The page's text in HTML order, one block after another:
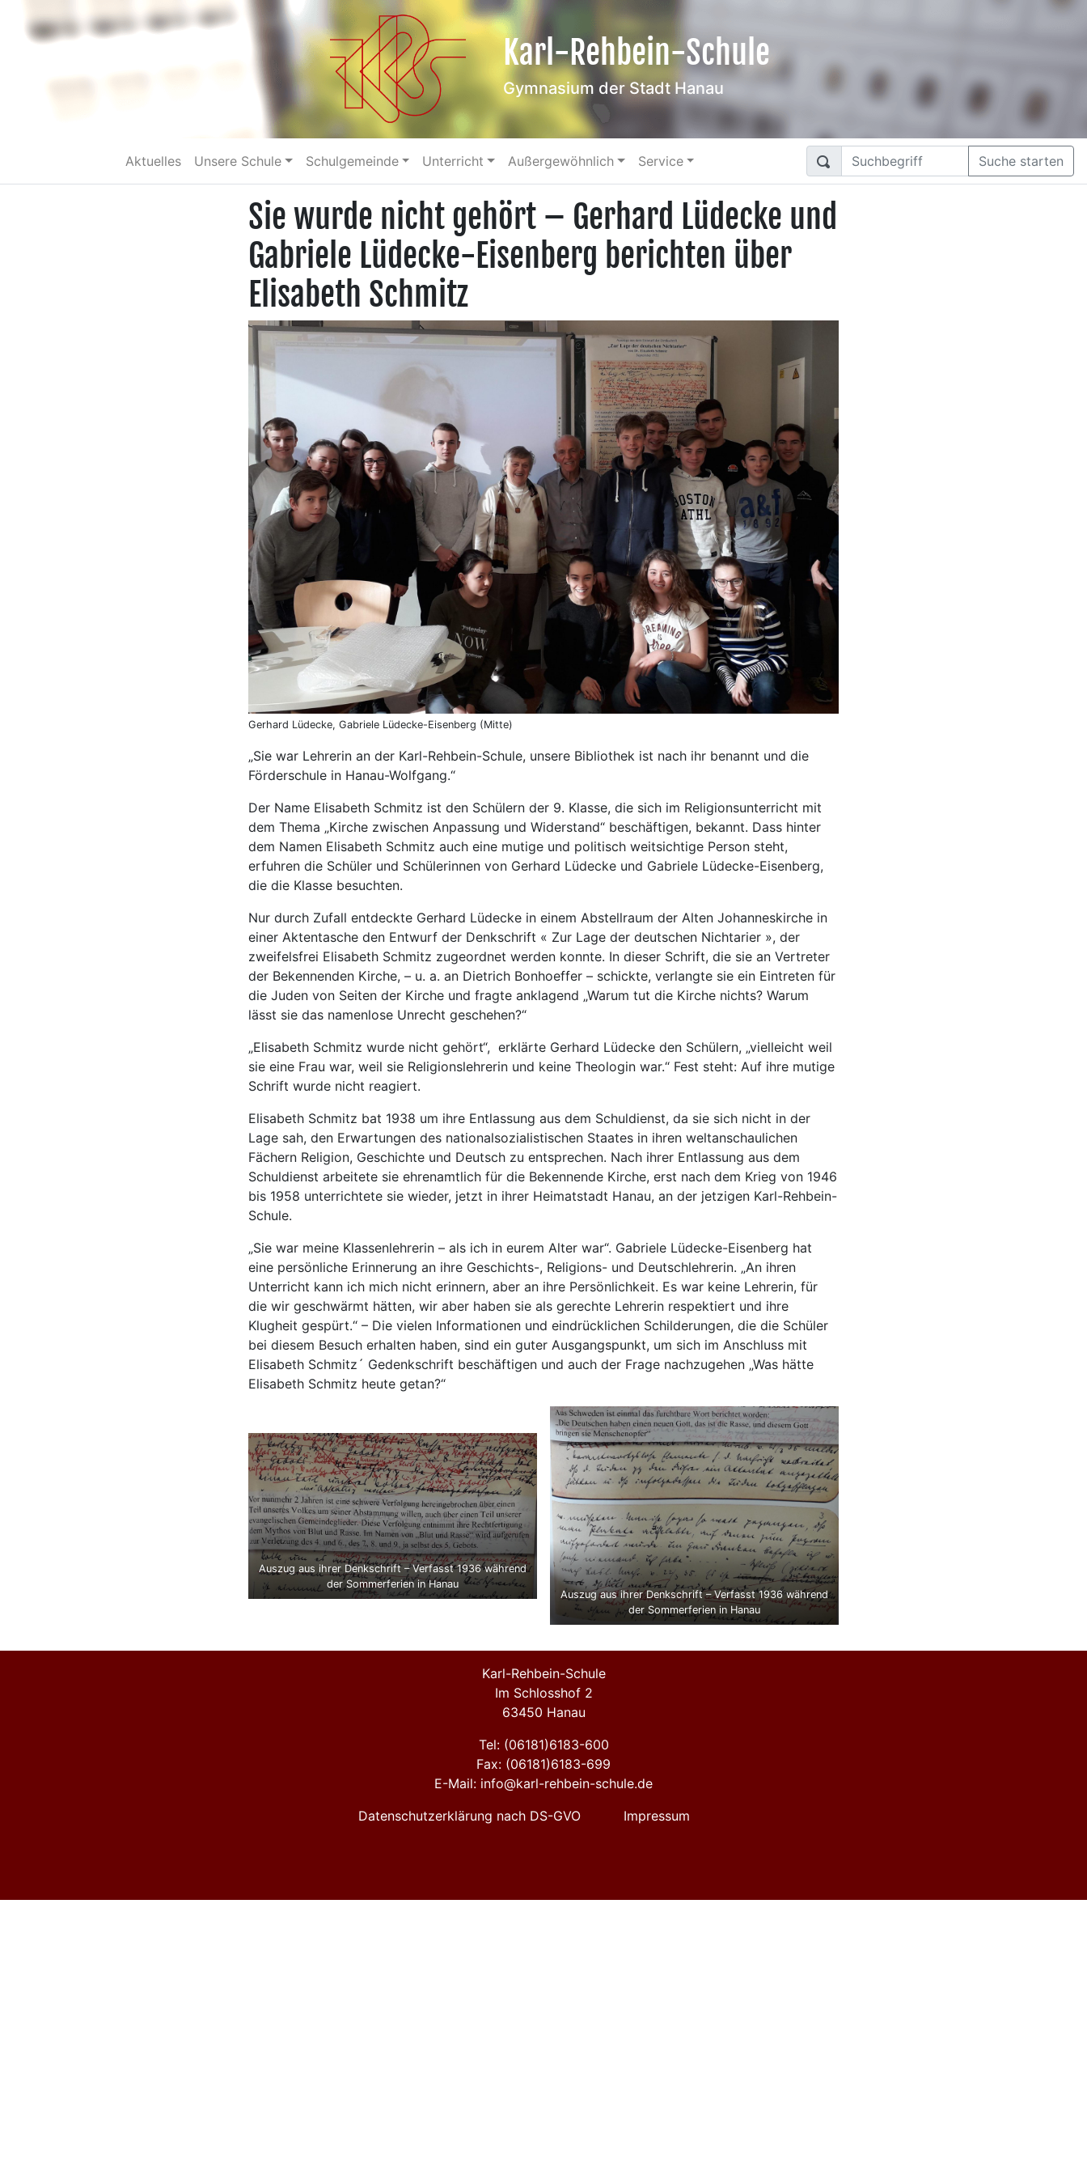
Karl-Rehbein-Schule
Gymnasium der Stadt Hanau
Aktuelles Unsere Schule Schulgemeinde Unterricht Außergewöhnlich Service Suche starten
Sie wurde nicht gehört – Gerhard Lüdecke und
Gabriele Lüdecke-Eisenberg berichten über
Elisabeth Schmitz
Gerhard Lüdecke, Gabriele Lüdecke-Eisenberg (Mitte)
„Sie war Lehrerin an der Karl-Rehbein-Schule, unsere Bibliothek ist nach ihr benannt und die
Förderschule in Hanau-Wolfgang.“
Der Name Elisabeth Schmitz ist den Schülern der 9. Klasse, die sich im Religionsunterricht mit
dem Thema „Kirche zwischen Anpassung und Widerstand“ beschäftigen, bekannt. Dass hinter
dem Namen Elisabeth Schmitz auch eine mutige und politisch weitsichtige Person steht,
erfuhren die Schüler und Schülerinnen von Gerhard Lüdecke und Gabriele Lüdecke-Eisenberg,
die die Klasse besuchten.
Nur durch Zufall entdeckte Gerhard Lüdecke in einem Abstellraum der Alten Johanneskirche in
einer Aktentasche den Entwurf der Denkschrift « Zur Lage der deutschen Nichtarier », der
zweifelsfrei Elisabeth Schmitz zugeordnet werden konnte. In dieser Schrift, die sie an Vertreter
der Bekennenden Kirche, – u. a. an Dietrich Bonhoeffer – schickte, verlangte sie ein Eintreten für
die Juden von Seiten der Kirche und fragte anklagend „Warum tut die Kirche nichts? Warum
lässt sie das namenlose Unrecht geschehen?“
„Elisabeth Schmitz wurde nicht gehört“, erklärte Gerhard Lüdecke den Schülern, „vielleicht weil
sie eine Frau war, weil sie Religionslehrerin und keine Theologin war.“ Fest steht: Auf ihre mutige
Schrift wurde nicht reagiert.
Elisabeth Schmitz bat 1938 um ihre Entlassung aus dem Schuldienst, da sie sich nicht in der
Lage sah, den Erwartungen des nationalsozialistischen Staates in ihren weltanschaulichen
Fächern Religion, Geschichte und Deutsch zu entsprechen. Nach ihrer Entlassung aus dem
Schuldienst arbeitete sie ehrenamtlich für die Bekennende Kirche, erst nach dem Krieg von 1946
bis 1958 unterrichtete sie wieder, jetzt in ihrer Heimatstadt Hanau, an der jetzigen Karl-Rehbein-
Schule.
„Sie war meine Klassenlehrerin – als ich in eurem Alter war“. Gabriele Lüdecke-Eisenberg hat
eine persönliche Erinnerung an ihre Geschichts-, Religions- und Deutschlehrerin. „An ihren
Unterricht kann ich mich nicht erinnern, aber an ihre Persönlichkeit. Es war keine Lehrerin, für
die wir geschwärmt hätten, wir aber haben sie als gerechte Lehrerin respektiert und ihre
Klugheit gespürt.“ – Die vielen Informationen und eindrücklichen Schilderungen, die die Schüler
bei diesem Besuch erhalten haben, sind ein guter Ausgangspunkt, um sich im Anschluss mit
Elisabeth Schmitz´ Gedenkschrift beschäftigen und auch der Frage nachzugehen „Was hätte
Elisabeth Schmitz heute getan?“
Auszug aus ihrer Denkschrift – Verfasst 1936 während
der Sommerferien in Hanau
Auszug aus ihrer Denkschrift – Verfasst 1936 während
der Sommerferien in Hanau
Karl-Rehbein-Schule
Im Schlosshof 2
63450 Hanau
Tel: (06181)6183-600
Fax: (06181)6183-699
E-Mail: info@karl-rehbein-schule.de
Datenschutzerklärung nach DS-GVO
Impressum